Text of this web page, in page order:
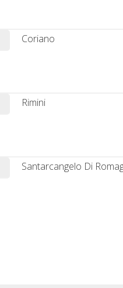
Coriano
Rimini
Santarcangelo Di